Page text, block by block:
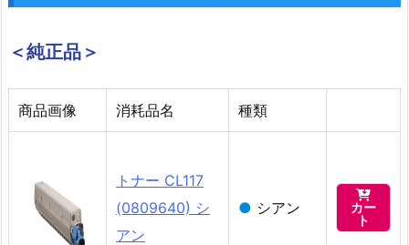
＜純正品＞
商品画像 消耗品名 種類
トナー CL117
(0809640) シ
アン
● シアン

カー
ト